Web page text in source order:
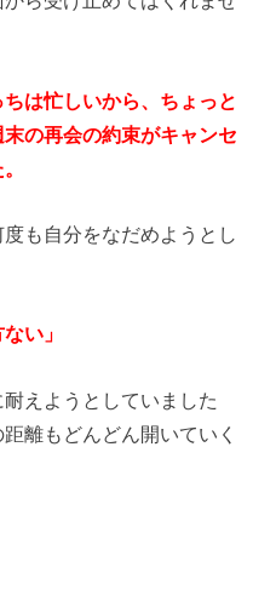
は忙しいから、ちょっと
の再会の約束がキャンセ
も自分をなだめようとし
い」
えようとしていました
離もどんどん開いていく